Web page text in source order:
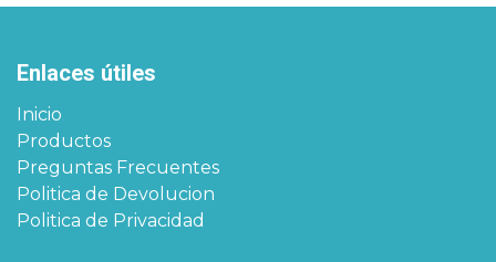
Enlaces útiles
Inicio
Productos
Preguntas Frecuentes
Politica de Devolucion
Politica de Privacidad